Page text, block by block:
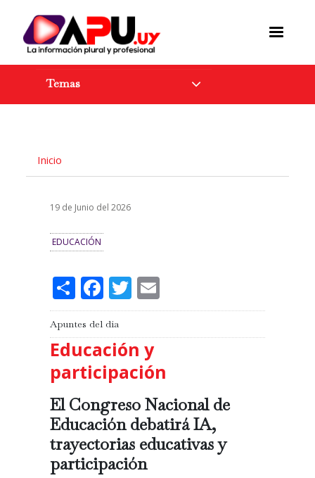
Temas
Inicio
19 de Junio del 2026
EDUCACIÓN
ShareFacebook
Twitter
Apuntes del día
Educación y
participación
El Congreso Nacional de
Educación debatirá IA,
trayectorias educativas y
participación